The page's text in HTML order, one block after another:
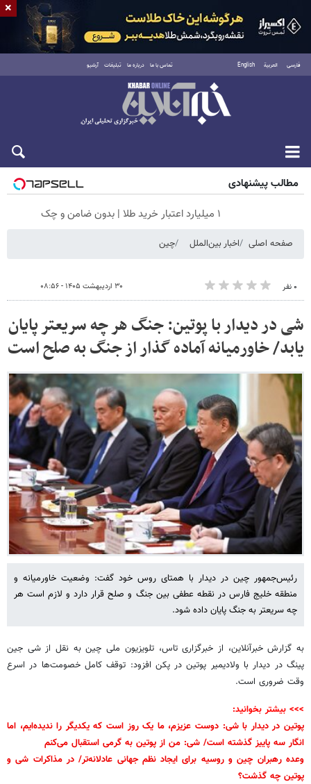
فارسی العربية English تماس با ما درباره ما تبلیغات آرشیو
جمعه ۱۶ مرداد ۱۴۰۵
مطالب پیشنهادی
۱ میلیارد اعتبار خرید طلا | بدون ضامن و چک
صفحه اصلی اخبار بین‌الملل چین
۰ نفر ۳۰ اردیبهشت ۱۴۰۵ - ۰۸:۵۶
شی در دیدار با پوتین: جنگ هر چه سریعتر پایان
یابد/ خاورمیانه آماده گذار از جنگ به صلح است
رئیس‌جمهور چین در دیدار با همتای روس خود گفت: وضعیت خاورمیانه و
منطقه خلیج فارس در نقطه عطفی بین جنگ و صلح قرار دارد و لازم است هر
چه سریعتر به جنگ پایان داده شود.
به گزارش خبرآنلاین، از خبرگزاری تاس، تلویزیون ملی چین به نقل از شی جین
پینگ در دیدار با ولادیمیر پوتین در پکن افزود: توقف کامل خصومت‌ها در اسرع
وقت ضروری است.
>>> بیشتر بخوانید:
پوتین در دیدار با شی: دوست عزیزم، ما یک روز است که یکدیگر را ندیده‌ایم، اما
انگار سه پاییز گذشته است/ شی: من از پوتین به گرمی استقبال می‌کنم
وعده رهبران چین و روسیه برای ایجاد نظم جهانی عادلانه‌تر/ در مذاکرات شی و
پوتین چه گذشت؟
×